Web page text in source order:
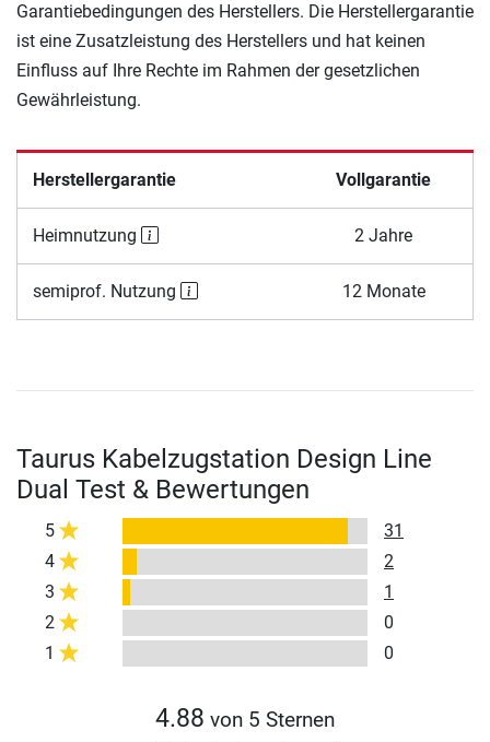
Garantiebedingungen des Herstellers. Die Herstellergarantie
ist eine Zusatzleistung des Herstellers und hat keinen
Einfluss auf Ihre Rechte im Rahmen der gesetzlichen
Gewährleistung.
Herstellergarantie Vollgarantie
Heimnutzung 2 Jahre
semiprof. Nutzung 12 Monate
Taurus Kabelzugstation Design Line
Dual Test & Bewertungen
5
31
4
2
3
1
2
0
1
0
4.88 von 5 Sternen